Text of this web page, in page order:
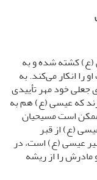
(ع) کشته شده و به
را انکار می‌کند. به
جعلی خود مهر تأییدی
که عیسی (ع) هم به
است مسیحیان
(ع) از قبر
عیسی (ع) است، در
را از ریشه